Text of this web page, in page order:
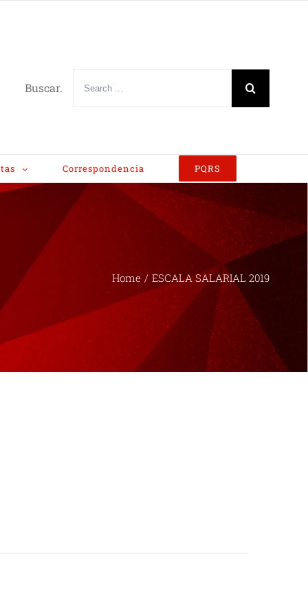
Buscar.
Correspondencia PQRS
Home / ESCALA SALARIAL 2019